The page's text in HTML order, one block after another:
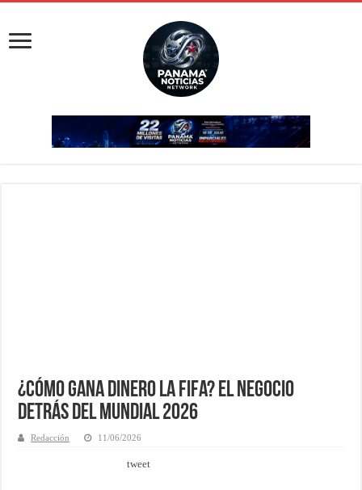
¿Cómo gana dinero la FIFA? El negocio
detrás del Mundial 2026
Redacción 11/06/2026
tweet